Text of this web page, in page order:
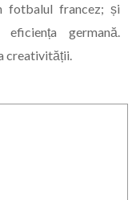
fotbalul francez; și
germană.
creativității.